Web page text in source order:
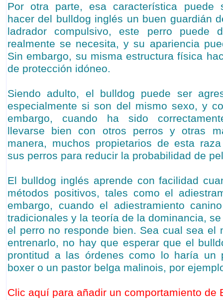
Por otra parte, esa característica puede
hacer del bulldog inglés un buen guardián
ladrador compulsivo, este perro puede
realmente se necesita, y su apariencia
Sin embargo, su misma estructura física
de protección idóneo.
Siendo adulto, el bulldog puede ser
especialmente si son del mismo sexo, y
embargo, cuando ha sido
llevarse bien con otros perros y otras
manera, muchos propietarios de esta
sus perros para reducir la probabilidad de
El bulldog inglés aprende con facilidad
métodos positivos, tales como el
embargo, cuando el adiestramiento
tradicionales y la teoría de la dominancia,
el perro no responde bien. Sea cual sea el
entrenarlo, no hay que esperar que el
prontitud a las órdenes como lo haría un
boxer o un pastor belga malinois, por
Clic aquí para añadir un comportamiento de